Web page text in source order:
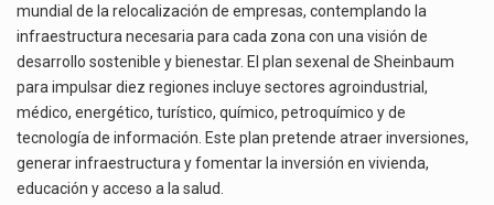
mundial de la relocalización de empresas, contemplando la
infraestructura necesaria para cada zona con una visión de
desarrollo sostenible y bienestar. El plan sexenal de Sheinbaum
para impulsar diez regiones incluye sectores agroindustrial,
médico, energético, turístico, químico, petroquímico y de
tecnología de información. Este plan pretende atraer inversiones,
generar infraestructura y fomentar la inversión en vivienda,
educación y acceso a la salud.